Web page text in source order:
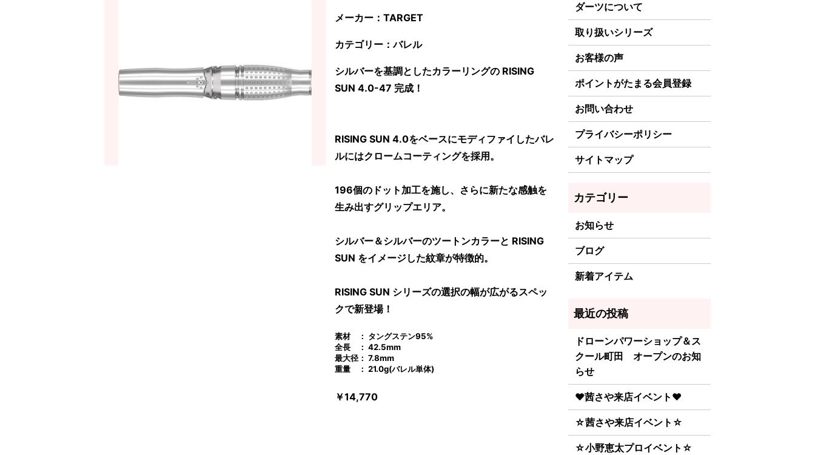
メーカー：TARGET
カテゴリー：バレル
シルバーを基調としたカラーリングの RISING
SUN 4.0-47 完成！
RISING SUN 4.0をベースにモディファイしたバレ
ルにはクロームコーティングを採用。
196個のドット加工を施し、さらに新たな感触を
生み出すグリップエリア。
シルバー＆シルバーのツートンカラーと RISING
SUN をイメージした紋章が特徴的。
RISING SUN シリーズの選択の幅が広がるスペッ
クで新登場！
素材 ： タングステン95%
全長 ： 42.5mm
最大径： 7.8mm
重量 ： 21.0g(バレル単体)
￥14,770
ダーツについて
取り扱いシリーズ
お客様の声
ポイントがたまる会員登録
お問い合わせ
プライバシーポリシー
サイトマップ
お知らせ
ブログ
新着アイテム
ドローンパワーショップ＆ス
クール町田 オープンのお知
らせ
♥茜さや来店イベント♥
☆茜さや来店イベント☆
☆小野恵太プロイベント☆